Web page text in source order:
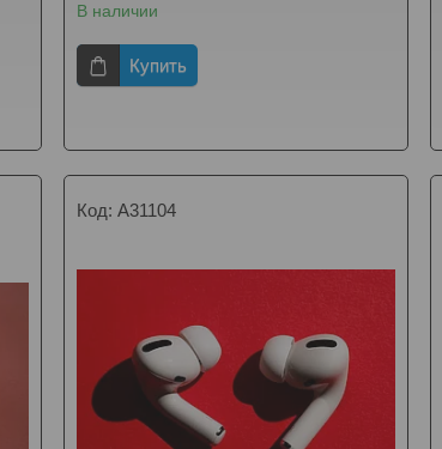
В наличии
Купить
A31104